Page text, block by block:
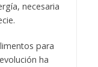
necesaria
para
ha